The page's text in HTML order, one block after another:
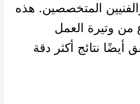
المتخصصين. هذه
من وتيرة العمل
نتائج أكثر دقة